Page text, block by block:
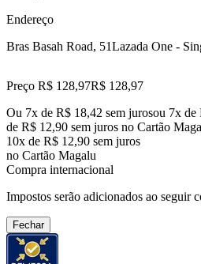
Endereço
Bras Basah Road, 51Lazada One -
Preço R$ 128,97R$ 128,97
Ou 7x de R$ 18,42 sem jurosou 7x de
de R$ 12,90 sem juros no Cartão
10x de R$ 12,90 sem juros
no Cartão Magalu
Compra internacional
Impostos serão adicionados ao seguir
Fechar